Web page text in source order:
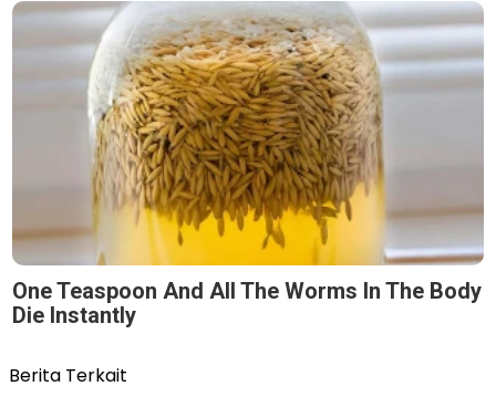
One Teaspoon And All The Worms In The Body
Die Instantly
Berita Terkait